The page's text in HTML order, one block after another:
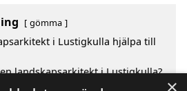
gömma
i Lustigkulla hjälpa till
landskapsarkitekt i Lustigkulla?
landskapsarkitekt i Lustigkulla